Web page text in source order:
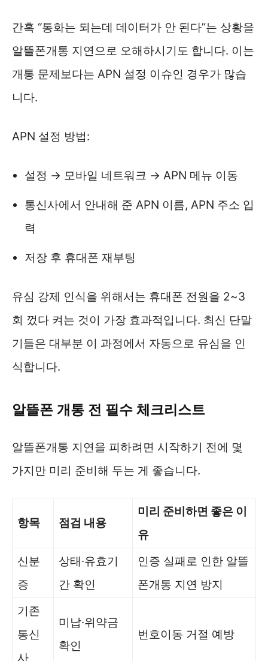
간혹 “통화는 되는데 데이터가 안 된다”는 상황을
알뜰폰개통 지연으로 오해하시기도 합니다. 이는
개통 문제보다는 APN 설정 이슈인 경우가 많습
니다.
APN 설정 방법:
설정 → 모바일 네트워크 → APN 메뉴 이동
통신사에서 안내해 준 APN 이름, APN 주소 입
력
저장 후 휴대폰 재부팅
유심 강제 인식을 위해서는 휴대폰 전원을 2~3
회 껐다 켜는 것이 가장 효과적입니다. 최신 단말
기들은 대부분 이 과정에서 자동으로 유심을 인
식합니다.
알뜰폰 개통 전 필수 체크리스트
알뜰폰개통 지연을 피하려면 시작하기 전에 몇
가지만 미리 준비해 두는 게 좋습니다.
항목 점검 내용
미리 준비하면 좋은 이
유
신분
증
상태·유효기
간 확인
인증 실패로 인한 알뜰
폰개통 지연 방지
기존
통신
사
미납·위약금
확인
번호이동 거절 예방